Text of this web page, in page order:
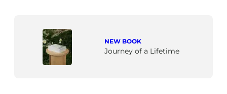
NEW BOOK
Journey of a Lifetime